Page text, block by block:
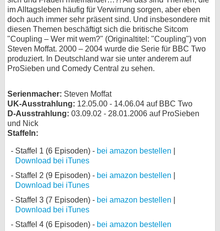
im Alltagsleben häufig für Verwirrung sorgen, aber eben
doch auch immer sehr präsent sind. Und insbesondere mit
diesen Themen beschäftigt sich die britische Sitcom
"Coupling – Wer mit wem?" (Originaltitel: "Coupling") von
Steven Moffat. 2000 – 2004 wurde die Serie für BBC Two
produziert. In Deutschland war sie unter anderem auf
ProSieben und Comedy Central zu sehen.
Serienmacher: Steven Moffat
UK-Ausstrahlung: 12.05.00 - 14.06.04 auf BBC Two
D-Ausstrahlung: 03.09.02 - 28.01.2006 auf ProSieben
und Nick
Staffeln:
Staffel 1 (6 Episoden) - bei amazon bestellen
Download bei iTunes
Staffel 2 (9 Episoden) - bei amazon bestellen
Download bei iTunes
Staffel 3 (7 Episoden) - bei amazon bestellen
Download bei iTunes
Staffel 4 (6 Episoden) - bei amazon bestellen
SERVICE
Gewinnspiele
Forum
bei X
Impressum
Desktop-Ansicht